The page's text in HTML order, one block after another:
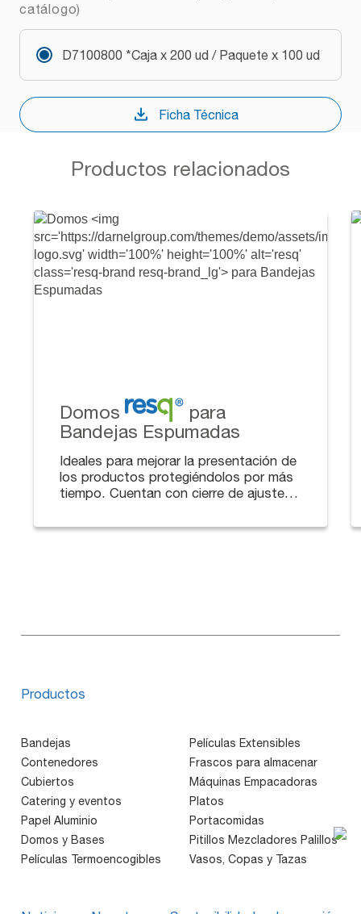
catálogo)
D7100800 *Caja x 200 ud / Paquete x 100 ud
Ficha Técnica
Productos relacionados
Domos
para
Bandejas Espumadas
Ideales para mejorar la presentación de
los productos protegiéndolos por más
tiempo. Cuentan con cierre de ajuste
Productos
Bandejas
Contenedores
Cubiertos
Catering y eventos
Papel Aluminio
Domos y Bases
Películas Termoencogibles
Películas Extensibles
Frascos para almacenar
Máquinas Empacadoras
Platos
Portacomidas
Pitillos Mezcladores Palillos
Vasos, Copas y Tazas